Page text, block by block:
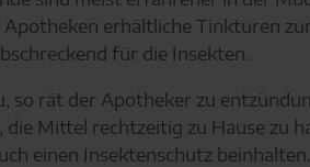
erhältliche Tinkturen
für die Insekten.
so rät der Apotheker zu
Mittel rechtzeitig zu Hause zu
einen Insektenschutz beinhalten.